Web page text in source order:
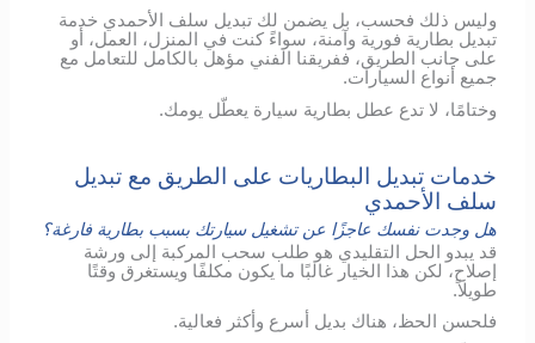
وليس ذلك فحسب، بل يضمن لك تبديل سلف الأحمدي خدمة
تبديل بطارية فورية وآمنة، سواءً كنت في المنزل، العمل، أو
على جانب الطريق، ففريقنا الفني مؤهل بالكامل للتعامل مع
جميع أنواع السيارات.
وختامًا، لا تدع عطل بطارية سيارة يعطّل يومك.
خدمات تبديل البطاريات على الطريق مع تبديل
سلف الأحمدي
هل وجدت نفسك عاجزًا عن تشغيل سيارتك بسبب بطارية فارغة؟
قد يبدو الحل التقليدي هو طلب سحب المركبة إلى ورشة
إصلاح، لكن هذا الخيار غالبًا ما يكون مكلفًا ويستغرق وقتًا
طويلاً.
فلحسن الحظ، هناك بديل أسرع وأكثر فعالية.